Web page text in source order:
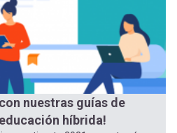
nuestras guías de
híbrida!